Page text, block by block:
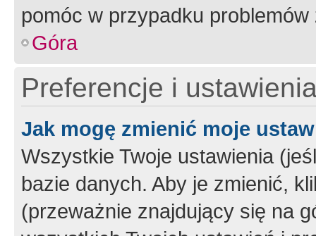
pomóc w przypadku
Góra
Preferencje i
Jak mogę zmienić moje
Wszystkie Twoje ustawienia
bazie danych. Aby je zmienić,
(przeważnie znajdujący się na